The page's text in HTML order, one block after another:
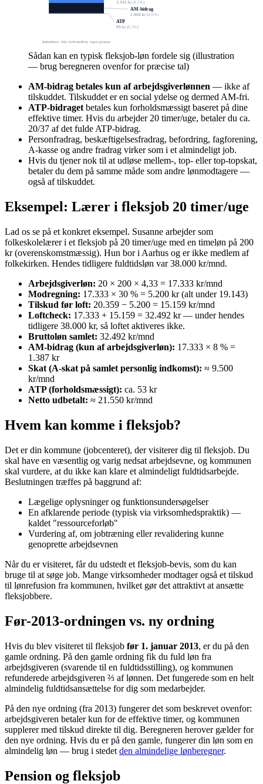
3.343 kr (9,5%)
AM-bidrag
2.800 kr (8,0 %)
ATP
99 kr (0,3%)
København, ikke kirkemedlem, ingen pension
Sådan kan en typisk fleksjob-løn fordele sig (illustration
— brug beregneren ovenfor for præcise tal)
AM-bidrag betales kun af arbejdsgiverlønnen — ikke af
tilskuddet. Tilskuddet er en social ydelse og dermed AM-fri.
ATP-bidraget betales kun forholdsmæssigt baseret på dine
effektive timer. Hvis du arbejder 20 timer/uge, betaler du ca.
20/37 af det fulde ATP-bidrag.
Personfradrag, beskæftigelsesfradrag, befordring, fagforening,
A-kasse og andre fradrag virker som i et almindeligt job.
Hvis du tjener nok til at udløse mellem-, top- eller top-topskat,
betaler du dem på samme måde som andre lønmodtagere —
også af tilskuddet.
Eksempel: Lærer i fleksjob 20 timer/uge
Lad os se på et konkret eksempel. Susanne arbejder som
folkeskolelærer i et fleksjob på 20 timer/uge med en timeløn på 200
kr (overenskomstmæssig). Hun bor i Aarhus og er ikke medlem af
folkekirken. Hendes tidligere fuldtidsløn var 38.000 kr/mnd.
Arbejdsgiverløn: 20 × 200 × 4,33 = 17.333 kr/mnd
Modregning: 17.333 × 30 % = 5.200 kr (alt under 19.143)
Tilskud før loft: 20.359 − 5.200 = 15.159 kr/mnd
Loftcheck: 17.333 + 15.159 = 32.492 kr — under hendes
tidligere 38.000 kr, så loftet aktiveres ikke.
Bruttoløn samlet: 32.492 kr/mnd
AM-bidrag (kun af arbejdsgiverløn): 17.333 × 8 % =
1.387 kr
Skat (A-skat på samlet personlig indkomst): ≈ 9.500
kr/mnd
ATP (forholdsmæssigt): ca. 53 kr
Netto udbetalt: ≈ 21.550 kr/mnd
Hvem kan komme i fleksjob?
Det er din kommune (jobcenteret), der visiterer dig til fleksjob. Du
skal have en væsentlig og varig nedsat arbejdsevne, og kommunen
skal vurdere, at du ikke kan klare et almindeligt fuldtidsarbejde.
Beslutningen træffes på baggrund af:
Lægelige oplysninger og funktionsundersøgelser
En afklarende periode (typisk via virksomhedspraktik) —
kaldet "ressourceforløb"
Vurdering af, om jobtræning eller revalidering kunne
genoprette arbejdsevnen
Når du er visiteret, får du udstedt et fleksjob-bevis, som du kan
bruge til at søge job. Mange virksomheder modtager også et tilskud
til løn­refusion fra kommunen, hvilket gør det attraktivt at ansætte
fleksjobbere.
Før-2013-ordningen vs. ny ordning
Hvis du blev visiteret til fleksjob før 1. januar 2013, er du på den
gamle ordning. På den gamle ordning fik du fuld løn fra
arbejdsgiveren (svarende til en fuldtidsstilling), og kommunen
refunderede arbejdsgiveren ⅔ af lønnen. Det fungerede som en helt
almindelig fuldtidsansættelse for dig som medarbejder.
På den nye ordning (fra 2013) fungerer det som beskrevet ovenfor:
arbejdsgiveren betaler kun for de effektive timer, og kommunen
supplerer med tilskud direkte til dig. Beregneren herover gælder for
den nye ordning. Hvis du er på den gamle, fungerer din løn som en
almindelig løn — brug i stedet den almindelige lønberegner.
Pension og fleksjob